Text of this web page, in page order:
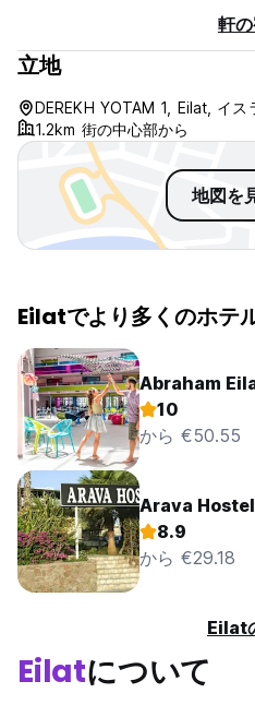
軒
立地
DEREKH YOTAM 1, Eilat, イス
1.2km 街の中心部から
地図を
Eilatでより多くのホテ
Abraham
10
から €50.55
Arava Hostel
8.9
から €29.18
Eilat
Eilatについて